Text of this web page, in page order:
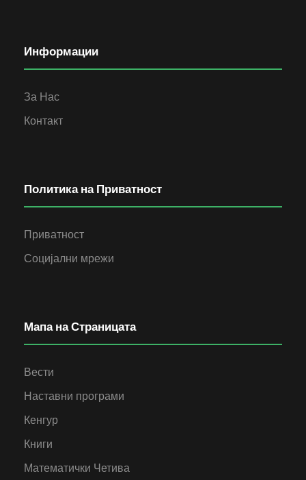
Информации
За Нас
Контакт
Политика на Приватност
Приватност
Социјални мрежи
Мапа на Страницата
Вести
Наставни програми
Кенгур
Книги
Математички Четива